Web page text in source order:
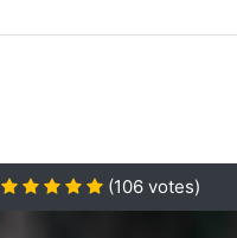
(106 votes)